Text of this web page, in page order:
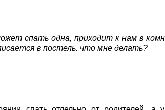
спать одна, приходит к нам в
в постель. что мне делать?